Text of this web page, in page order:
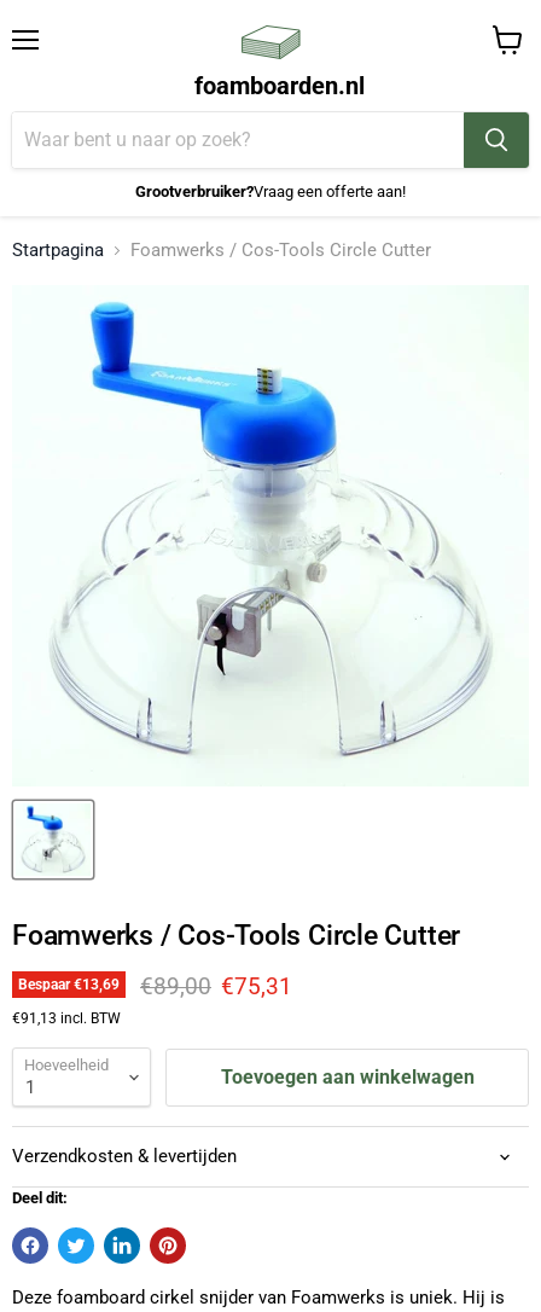
foamboarden.nl
Grootverbruiker?Vraag een offerte aan!
Startpagina Foamwerks / Cos-Tools Circle Cutter
Foamwerks / Cos-Tools Circle Cutter
Bespaar€13,69 Originele prijs
€89,00 Huidige prijs
€75,31
€91,13 incl. BTW
Hoeveelheid Toevoegen aan winkelwagen
Verzendkosten & levertijden
Deel dit:
Deze foamboard cirkel snijder van Foamwerks is uniek. Hij is